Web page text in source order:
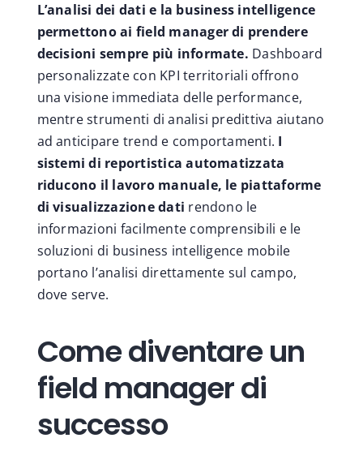
L’analisi dei dati e la business intelligence
permettono ai field manager di prendere
decisioni sempre più informate. Dashboard
personalizzate con KPI territoriali offrono
una visione immediata delle performance,
mentre strumenti di analisi predittiva aiutano
ad anticipare trend e comportamenti. I
sistemi di reportistica automatizzata
riducono il lavoro manuale, le piattaforme
di visualizzazione dati rendono le
informazioni facilmente comprensibili e le
soluzioni di business intelligence mobile
portano l’analisi direttamente sul campo,
dove serve.
Come diventare un
field manager di
successo